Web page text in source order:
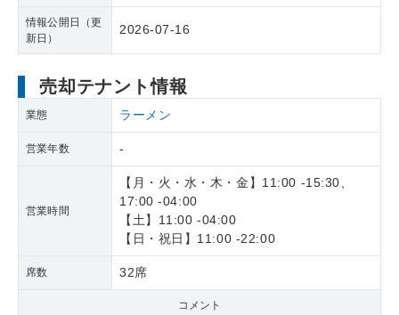
情報公開日（更
新日）
2026-07-16
売却テナント情報
業態 ラーメン
営業年数 -
営業時間
【月・火・水・木・金】11:00 -15:30、
17:00 -04:00
【土】11:00 -04:00
【日・祝日】11:00 -22:00
席数 32席
コメント